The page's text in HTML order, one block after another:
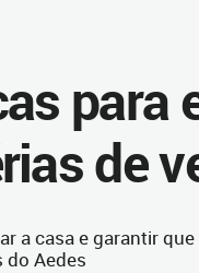
para
de
a casa e garantir
Aedes